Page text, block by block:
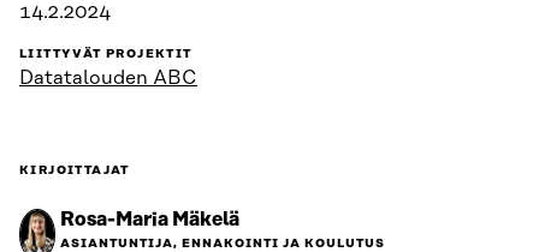
14.2.2024
LIITTYVÄT PROJEKTIT
Datatalouden ABC
KIRJOITTAJAT
Rosa-Maria Mäkelä
ASIANTUNTIJA, ENNAKOINTI JA KOULUTUS